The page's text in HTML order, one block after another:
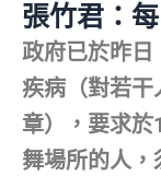
張竹君：
政府已於昨日
疾病（對若干
章），要求
舞場所的人